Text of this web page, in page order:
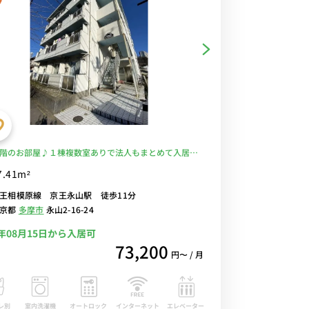
のお部屋♪１棟複数室ありで法人もまとめて入居可
アクセス/駅前には24時まで営業の「京王ストア」あ
山病院もすぐ近く■選べるWi-Fi格安レンタル中！
相模原線 京王永山駅 徒歩11分
都 多摩市 永山2-16-24
08月15日から入居可
73,200 円〜 / 月
別 室内洗濯機 オートロック インターネット エレベーター